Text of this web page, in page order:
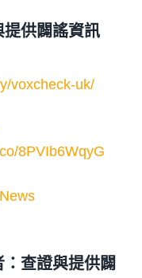
供闢謠資訊
voxcheck-uk/
8PVIb6WqyG
查證與提供闢